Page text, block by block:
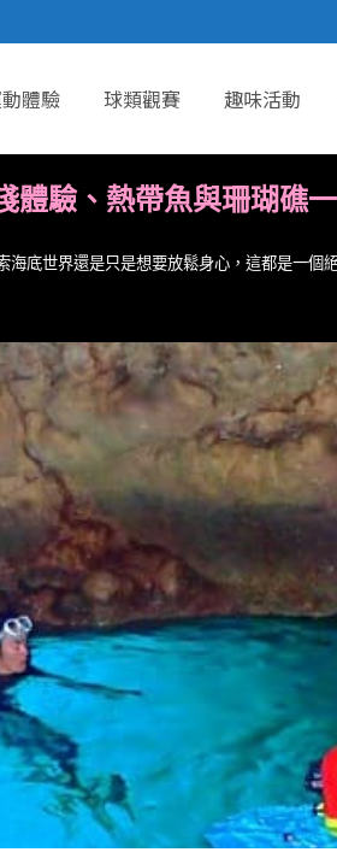
體驗 球類觀賽 趣味活動
體驗、熱帶魚與珊瑚礁一
底世界還是只是想要放鬆身心，這都是一個